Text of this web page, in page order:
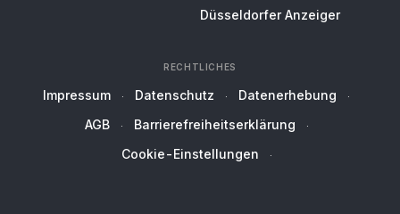
Düsseldorfer Anzeiger
RECHTLICHES
Impressum Datenschutz
Datenerhebung
AGB
Barrierefreiheitserklärung
Cookie-Einstellungen